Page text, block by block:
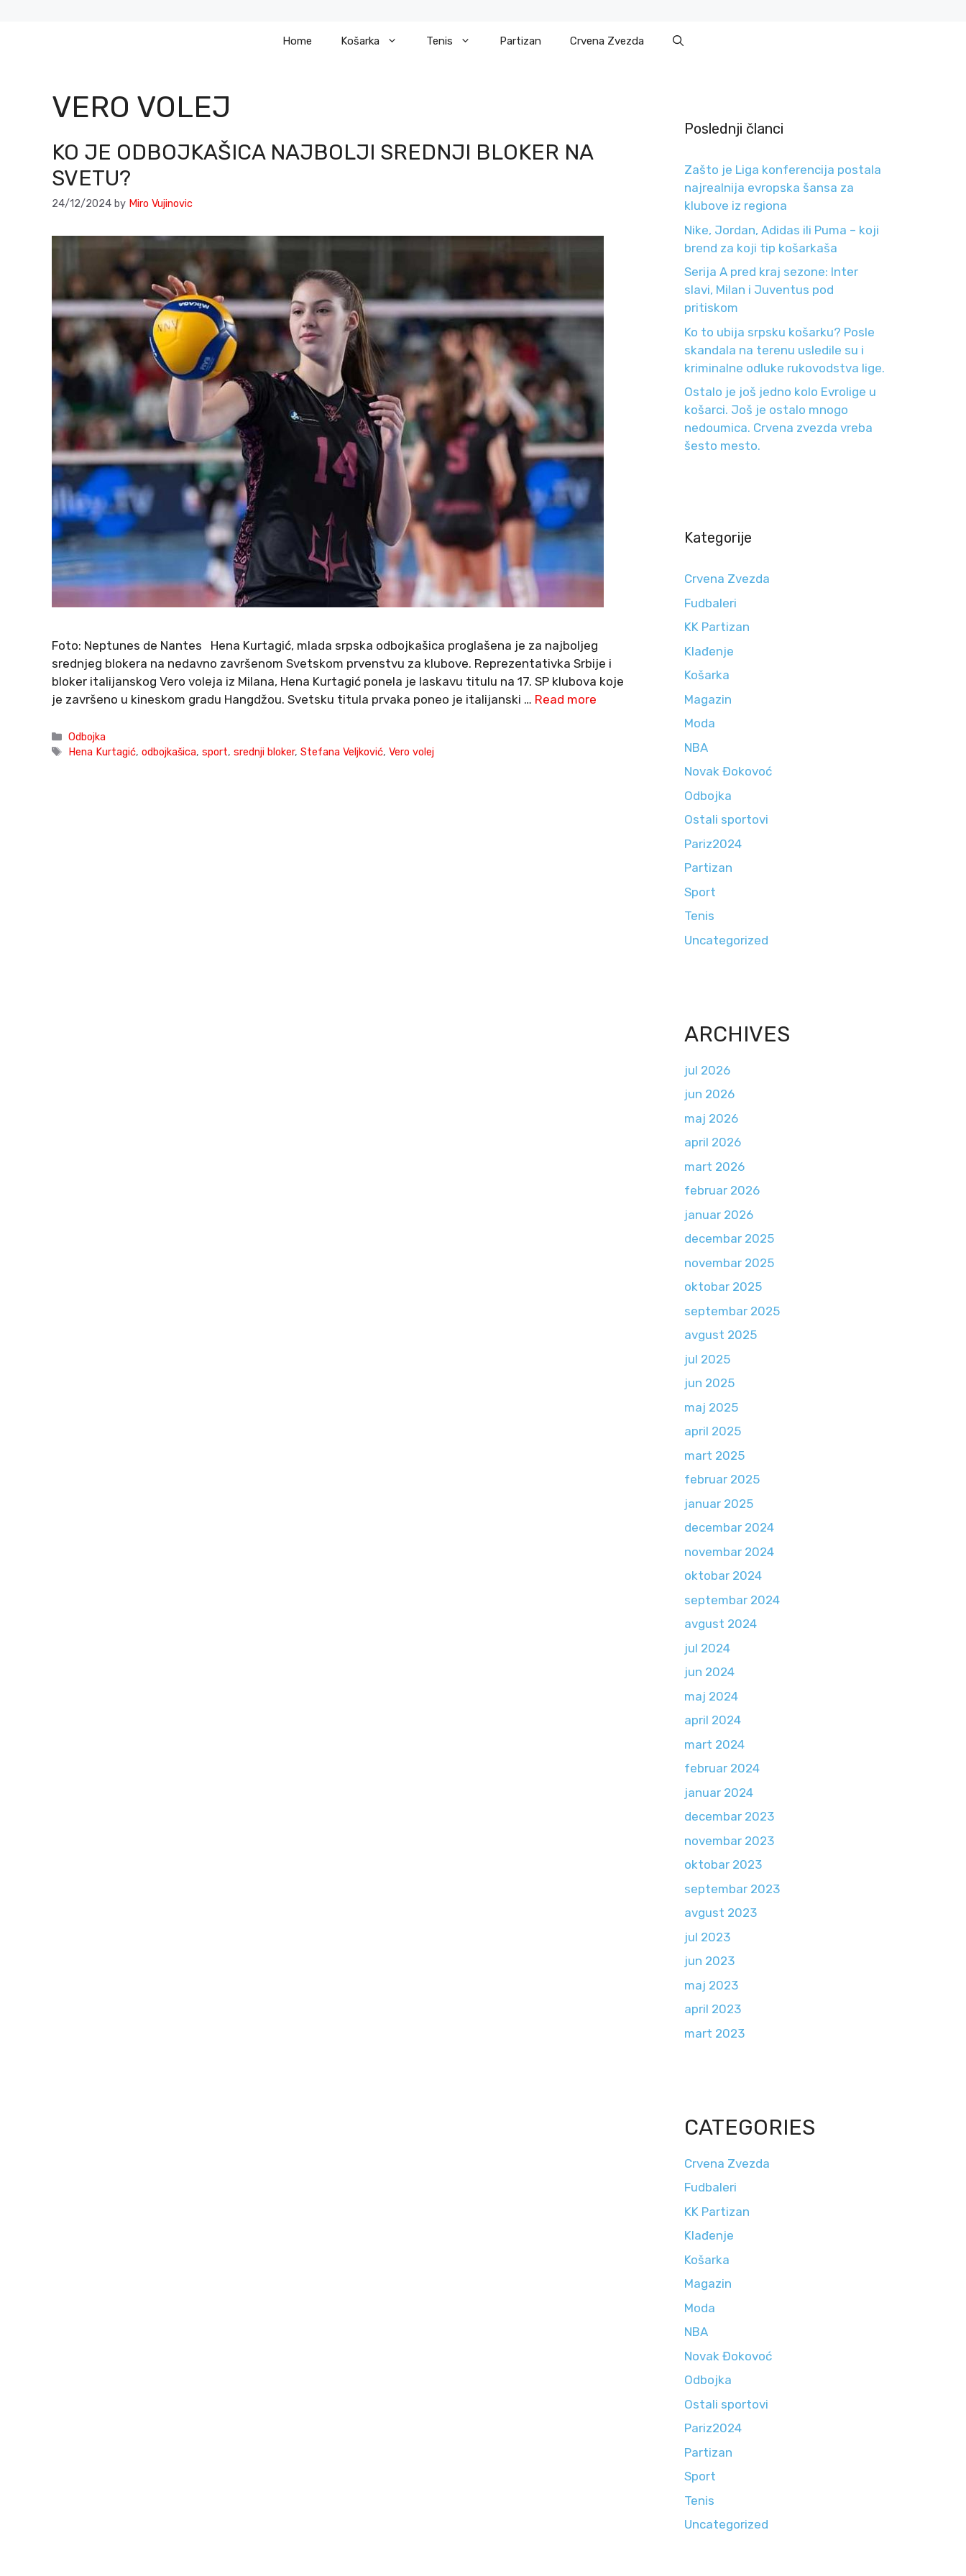
Home Košarka Tenis Partizan Crvena Zvezda
VERO VOLEJ
KO JE ODBOJKAŠICA NAJBOLJI SREDNJI BLOKER NA
SVETU?
24/12/2024 by Miro Vujinovic
Foto: Neptunes de Nantes Hena Kurtagić, mlada srpska odbojkašica proglašena je za najboljeg
srednjeg blokera na nedavno završenom Svetskom prvenstvu za klubove. Reprezentativka Srbije i
bloker italijanskog Vero voleja iz Milana, Hena Kurtagić ponela je laskavu titulu na 17. SP klubova koje
je završeno u kineskom gradu Hangdžou. Svetsku titula prvaka poneo je italijanski … Read more
Categories
Odbojka
Tags
Hena Kurtagić,odbojkašica,sport,srednji bloker,Stefana Veljković,Vero volej
Poslednji članci
Zašto je Liga konferencija postala
najrealnija evropska šansa za
klubove iz regiona
Nike, Jordan, Adidas ili Puma – koji
brend za koji tip košarkaša
Serija A pred kraj sezone: Inter
slavi, Milan i Juventus pod
pritiskom
Ko to ubija srpsku košarku? Posle
skandala na terenu usledile su i
kriminalne odluke rukovodstva lige.
Ostalo je još jedno kolo Evrolige u
košarci. Još je ostalo mnogo
nedoumica. Crvena zvezda vreba
šesto mesto.
Kategorije
Crvena Zvezda
Fudbaleri
KK Partizan
Klađenje
Košarka
Magazin
Moda
NBA
Novak Đokovoć
Odbojka
Ostali sportovi
Pariz2024
Partizan
Sport
Tenis
Uncategorized
ARCHIVES
jul 2026
jun 2026
maj 2026
april 2026
mart 2026
februar 2026
januar 2026
decembar 2025
novembar 2025
oktobar 2025
septembar 2025
avgust 2025
jul 2025
jun 2025
maj 2025
april 2025
mart 2025
februar 2025
januar 2025
decembar 2024
novembar 2024
oktobar 2024
septembar 2024
avgust 2024
jul 2024
jun 2024
maj 2024
april 2024
mart 2024
februar 2024
januar 2024
decembar 2023
novembar 2023
oktobar 2023
septembar 2023
avgust 2023
jul 2023
jun 2023
maj 2023
april 2023
mart 2023
CATEGORIES
Crvena Zvezda
Fudbaleri
KK Partizan
Klađenje
Košarka
Magazin
Moda
NBA
Novak Đokovoć
Odbojka
Ostali sportovi
Pariz2024
Partizan
Sport
Tenis
Uncategorized